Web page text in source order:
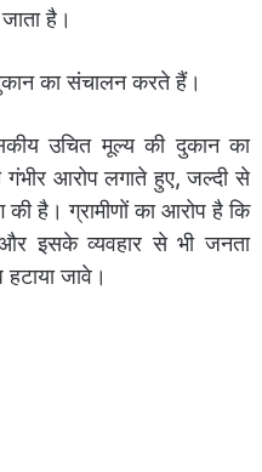
है।
दुकान का संचालन करते हैं।
उचित मूल्य की दुकान का
आरोप लगाते हुए, जल्दी से
की है। ग्रामीणों का आरोप है कि
इसके व्यवहार से भी जनता
जावे।